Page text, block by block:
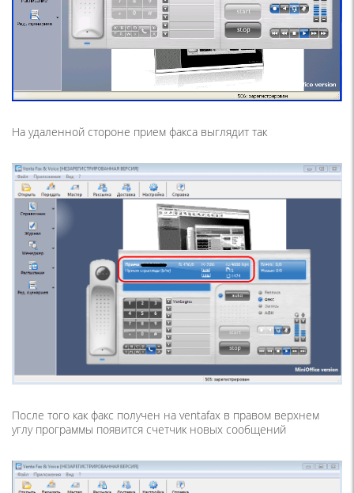
На удаленной стороне прием факса выглядит так
После того как факс получен на ventafax в правом верхнем
углу программы появится счетчик новых сообщений